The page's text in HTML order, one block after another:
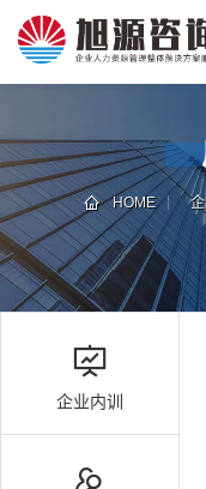
页
页
企
业
培
训
专
家
团
HOME
企业内训